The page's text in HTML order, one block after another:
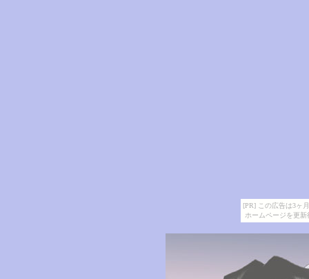
[PR] この広告は3ヶ
ホームページを更